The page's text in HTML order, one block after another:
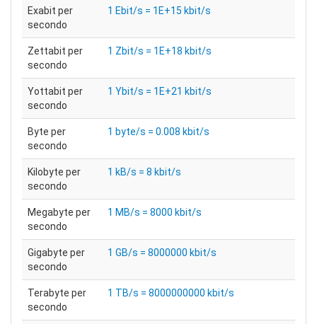
Exabit per
secondo
1 Ebit/s = 1E+15 kbit/s
Zettabit per
secondo
1 Zbit/s = 1E+18 kbit/s
Yottabit per
secondo
1 Ybit/s = 1E+21 kbit/s
Byte per
secondo
1 byte/s = 0.008 kbit/s
Kilobyte per
secondo
1 kB/s = 8 kbit/s
Megabyte per
secondo
1 MB/s = 8000 kbit/s
Gigabyte per
secondo
1 GB/s = 8000000 kbit/s
Terabyte per
secondo
1 TB/s = 8000000000 kbit/s